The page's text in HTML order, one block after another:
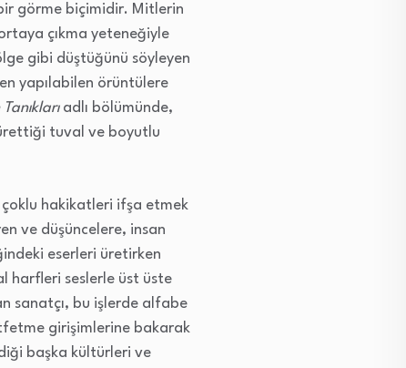
görme biçimidir. Mitlerin
çıkma yeteneğiyle
gibi düştüğünü söyleyen
yapılabilen örüntülere
adlı bölümünde,
ürettiği tuval ve boyutlu
çoklu hakikatleri ifşa etmek
ve düşüncelere, insan
eserleri üretirken
harfleri seslerle üst üste
sanatçı, bu işlerde alfabe
girişimlerine bakarak
başka kültürleri ve